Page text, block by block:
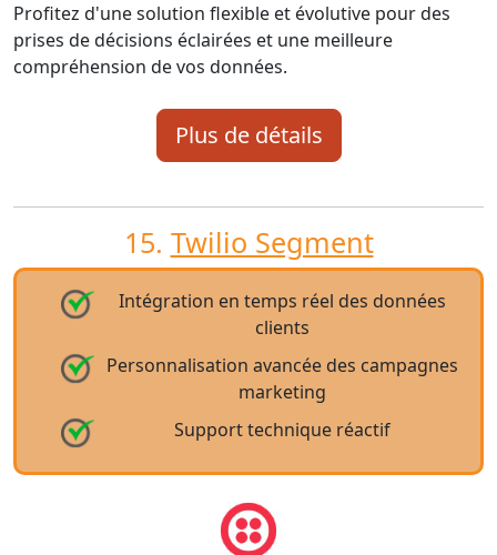
Profitez d'une solution flexible et évolutive pour des
prises de décisions éclairées et une meilleure
compréhension de vos données.
Plus de détails
15. Twilio Segment
Intégration en temps réel des données
clients
Personnalisation avancée des campagnes
marketing
Support technique réactif